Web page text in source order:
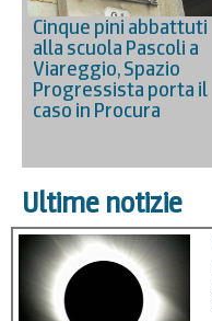
Cinque pini abbattuti
alla scuola Pascoli a
Viareggio, Spazio
Progressista porta il
caso in Procura
Ultime notizie